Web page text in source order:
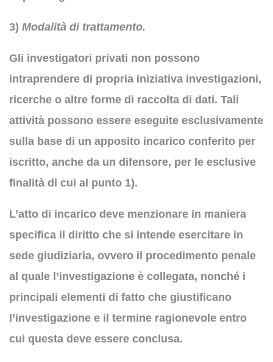
3) Modalità di trattamento.
Gli investigatori privati non possono
intraprendere di propria iniziativa investigazioni,
ricerche o altre forme di raccolta di dati. Tali
attività possono essere eseguite esclusivamente
sulla base di un apposito incarico conferito per
iscritto, anche da un difensore, per le esclusive
finalità di cui al punto 1).
L’atto di incarico deve menzionare in maniera
specifica il diritto che si intende esercitare in
sede giudiziaria, ovvero il procedimento penale
al quale l’investigazione è collegata, nonché i
principali elementi di fatto che giustificano
l’investigazione e il termine ragionevole entro
cui questa deve essere conclusa.